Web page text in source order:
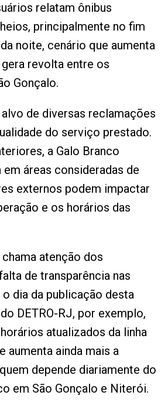
relatam ônibus
principalmente no fim
noite, cenário que aumenta
revolta entre os
Gonçalo.
de diversas reclamações
do serviço prestado.
a Galo Branco
áreas consideradas de
externos podem impactar
e os horários das
atenção dos
de transparência nas
dia da publicação desta
DETRO-RJ, por exemplo,
atualizados da linha
aumenta ainda mais a
depende diariamente do
em São Gonçalo e Niterói.